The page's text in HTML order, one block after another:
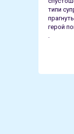
типи
герой
.